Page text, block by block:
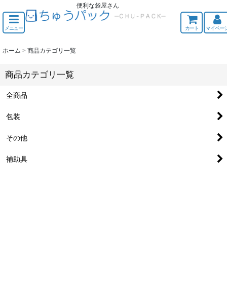
便利な袋屋さん
メニュー カート マイペー
ホーム > 商品カテゴリ一覧
商品カテゴリ一覧
全商品
包装
その他
補助具